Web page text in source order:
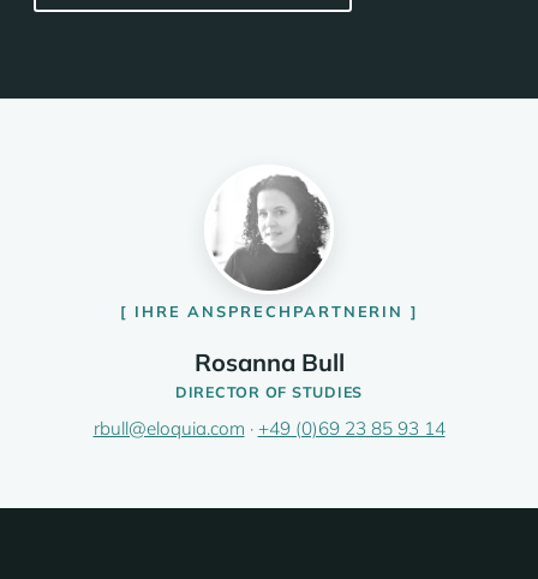
IHRE ANSPRECHPARTNERIN
Rosanna Bull
DIRECTOR OF STUDIES
rbull@eloquia.com · +49 (0)69 23 85 93 14